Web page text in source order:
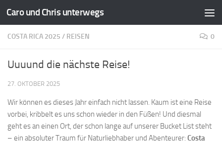
Zum Inhalt springen
Caro und Chris unterwegs
COSTA RICA 2025 / REISEN 0
Uuuund die nächste Reise!
27. OKTOBER 2025
Wir können es dieses Jahr einfach nicht lassen. Kaum ist eine Reise
vorbei, kribbelt es uns schon wieder in den Füßen! Und diesmal
geht es an einen Ort, der schon lange auf unserer Bucket List steht
– ein absoluter Traum für Naturliebhaber und Abenteurer: Costa